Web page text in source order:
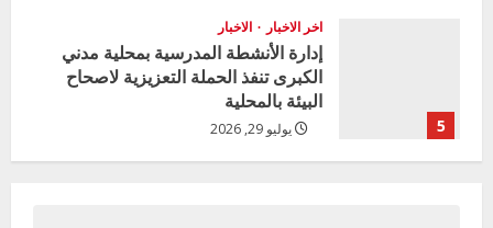
5
اخر الاخبار الاخبار
إدارة الأنشطة المدرسية بمحلية مدني
الكبرى تنفذ الحملة التعزيزية لاصحاح
البيئة بالمحلية
يوليو 29, 2026